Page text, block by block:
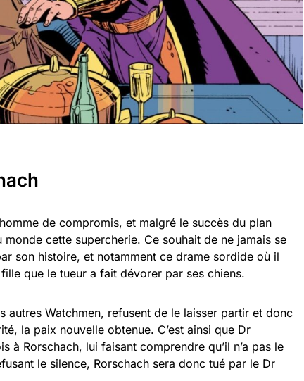
de compromis, et malgré le succès du plan
monde cette supercherie. Ce souhait de ne jamais se
son histoire, et notamment ce drame sordide où il
que le tueur a fait dévorer par ses chiens.
autres Watchmen, refusent de le laisser partir et donc
la paix nouvelle obtenue. C’est ainsi que Dr
à Rorschach, lui faisant comprendre qu’il n’a pas le
le silence, Rorschach sera donc tué par le Dr